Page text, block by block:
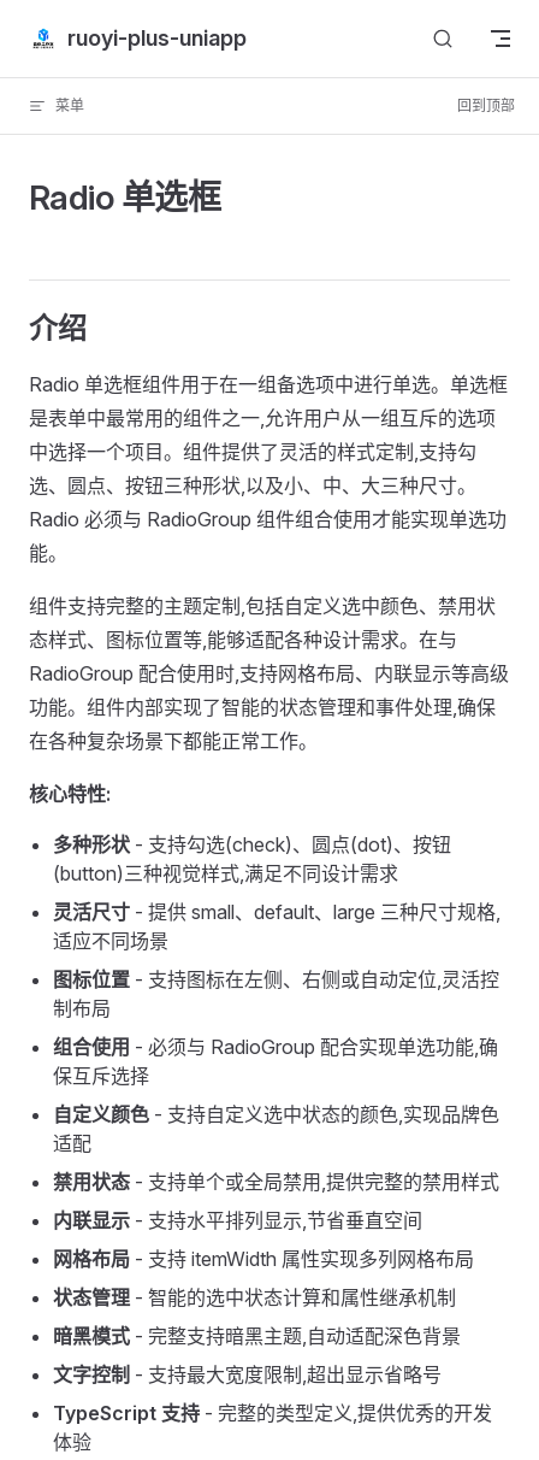
Skip to content
ruoyi-plus-uniapp
菜单 回到顶部
Radio 单选框
介绍
Radio 单选框组件用于在一组备选项中进行单选。单选框
是表单中最常用的组件之一,允许用户从一组互斥的选项
中选择一个项目。组件提供了灵活的样式定制,支持勾
选、圆点、按钮三种形状,以及小、中、大三种尺寸。
Radio 必须与 RadioGroup 组件组合使用才能实现单选功
能。
组件支持完整的主题定制,包括自定义选中颜色、禁用状
态样式、图标位置等,能够适配各种设计需求。在与
RadioGroup 配合使用时,支持网格布局、内联显示等高级
功能。组件内部实现了智能的状态管理和事件处理,确保
在各种复杂场景下都能正常工作。
核心特性:
多种形状 - 支持勾选(check)、圆点(dot)、按钮
(button)三种视觉样式,满足不同设计需求
灵活尺寸 - 提供 small、default、large 三种尺寸规格,
适应不同场景
图标位置 - 支持图标在左侧、右侧或自动定位,灵活控
制布局
组合使用 - 必须与 RadioGroup 配合实现单选功能,确
保互斥选择
自定义颜色 - 支持自定义选中状态的颜色,实现品牌色
适配
禁用状态 - 支持单个或全局禁用,提供完整的禁用样式
内联显示 - 支持水平排列显示,节省垂直空间
网格布局 - 支持 itemWidth 属性实现多列网格布局
状态管理 - 智能的选中状态计算和属性继承机制
暗黑模式 - 完整支持暗黑主题,自动适配深色背景
文字控制 - 支持最大宽度限制,超出显示省略号
TypeScript 支持 - 完整的类型定义,提供优秀的开发
体验